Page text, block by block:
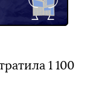
1 100